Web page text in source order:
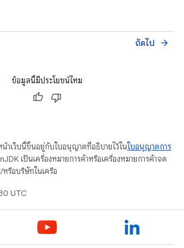
ถัดไป arrow_forward
ข้อมูลนี้มีประโยชน์ไหม
น้าเว็บนี้ขึ้นอยู่กับใบอนุญาตที่อธิบายไว้ในใบอนุญาตการ
เป็นเครื่องหมายการค้าหรือเครื่องหมายการค้าจด
รือบริษัทในเครือ
UTC